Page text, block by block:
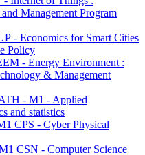
Management Program
- Economics for Smart Cities
Policy
- Energy Environment :
& Management
- M1 - Applied
and statistics
CPS - Cyber Physical
CSN - Computer Science